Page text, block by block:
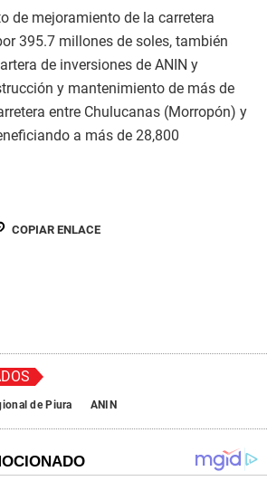
de mejoramiento de la carretera
395.7 millones de soles, también
de inversiones de ANIN y
y mantenimiento de más de
entre Chulucanas (Morropón) y
a más de 28,800
COPIAR ENLACE
de Piura ANIN